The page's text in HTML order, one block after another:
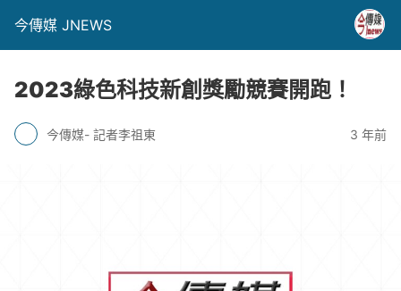
今傳媒 JNEWS
2023綠色科技新創獎勵競賽開跑！
今傳媒- 記者李祖東 3 年前